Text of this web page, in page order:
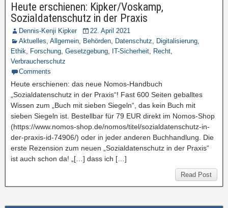
Heute erschienen: Kipker/Voskamp,
Sozialdatenschutz in der Praxis
Dennis-Kenji Kipker
22. April 2021
Aktuelles, Allgemein, Behörden, Datenschutz, Digitalisierung,
Ethik, Forschung, Gesetzgebung, IT-Sicherheit, Recht,
Verbraucherschutz
Comments
Heute erschienen: das neue Nomos-Handbuch
„Sozialdatenschutz in der Praxis“! Fast 600 Seiten geballtes
Wissen zum „Buch mit sieben Siegeln“, das kein Buch mit
sieben Siegeln ist. Bestellbar für 79 EUR direkt im Nomos-Shop
(https://www.nomos-shop.de/nomos/titel/sozialdatenschutz-in-
der-praxis-id-74906/) oder in jeder anderen Buchhandlung. Die
erste Rezension zum neuen „Sozialdatenschutz in der Praxis“
ist auch schon da! „[…] dass ich […]
Read Post